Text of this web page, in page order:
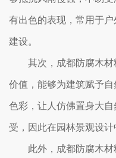
有出色的表现，常用于
建设。
其次，成都防腐木
价值，能够为建筑赋予
色彩，让人仿佛置身大
受，因此在园林景观设计
此外，成都防腐木